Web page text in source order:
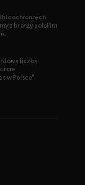
ochronnych
z branży polskim
liczbą
w Polsce”